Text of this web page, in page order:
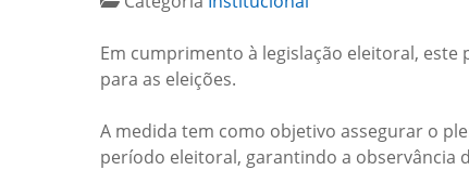
Em cumprimento à legislação eleitoral,
para as eleições.
A medida tem como objetivo assegurar o
período eleitoral, garantindo a observância